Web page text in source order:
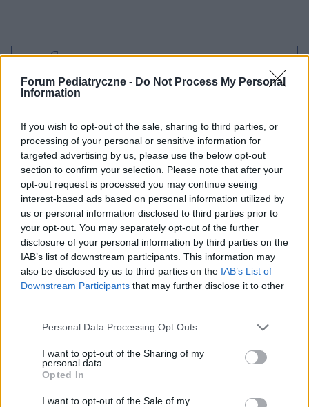
Forum Pediatryczne - Do Not Process My Personal
Information
If you wish to opt-out of the sale, sharing to third parties, or
processing of your personal or sensitive information for
targeted advertising by us, please use the below opt-out
section to confirm your selection. Please note that after your
opt-out request is processed you may continue seeing
interest-based ads based on personal information utilized by
us or personal information disclosed to third parties prior to
your opt-out. You may separately opt-out of the further
disclosure of your personal information by third parties on the
IAB’s list of downstream participants. This information may
also be disclosed by us to third parties on the IAB’s List of
Downstream Participants that may further disclose it to other
Personal Data Processing Opt Outs
I want to opt-out of the Sharing of my
personal data.
Opted In
I want to opt-out of the Sale of my
Dobry tekst? Udostępnij go na Facebooku?
Chcesz być na bieżąco? Obserwuj nas
POWIĄZANE
Pielęgnacja włosów
Treści i materiały zawarte w tym serwisie mają charakter
edukacyjno-informacyjny. Wydawca i redakcja serwisu nie ponosi
odpowiedzialności za efekty ich zastosowania. Przed
zastosowaniem porad i wskazówek zawartych w serwisie, należy
bezwzględnie skonsultować się z lekarzem.
Reklama: